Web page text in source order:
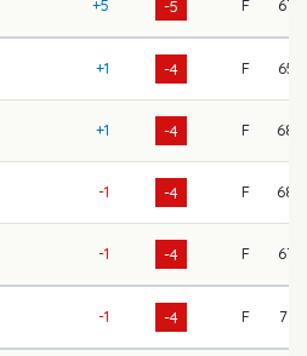
+5 -5 F 67
+1 -4 F 65
+1 -4 F 68
-1 -4 F 68
-1 -4 F 67
-1 -4 F 71